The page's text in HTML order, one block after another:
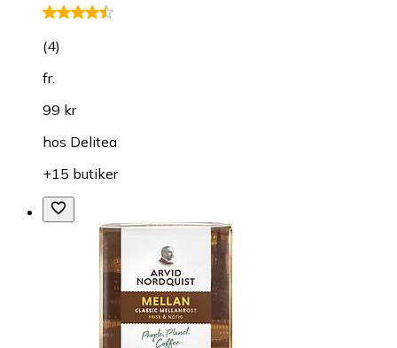
(4)
fr.
99 kr
hos Delitea
+15 butiker